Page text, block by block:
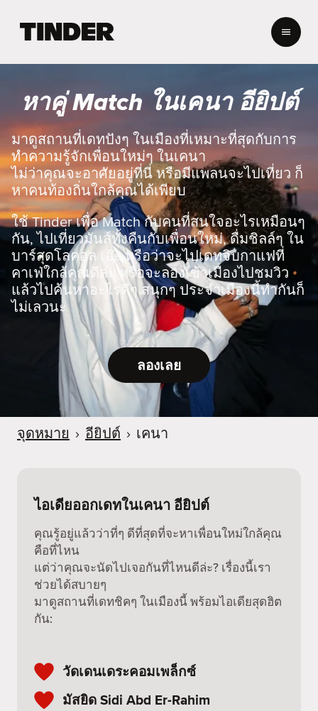
ก
i
n
d
e
r
หาคู่ Match ในเคนา อียิปต์
มาดูสถานที่เดทปังๆ ในเมืองที่เหมาะที่สุดกับการ
ทำความรู้จักเพื่อนใหม่ๆ ในเคนา
ไม่ว่าคุณจะอาศัยอยู่ที่นี่ หรือมีแพลนจะไปเที่ยว ก็
หาคนท้องถิ่นใกล้คุณได้เพียบ
ใช้ Tinder เพื่อ Match กับคนที่สนใจอะไรเหมือนๆ
กัน, ไปเที่ยวมันส์ทั้งคืนกับเพื่อนใหม่, ดื่มชิลล์ๆ ใน
บาร์สุดโลคอล เอ๊ะ หรือว่าจะไปเดทจิบกาแฟที่
คาเฟ่ใกล้คุณดีล่ะ หรือจะลองเข้าเมืองไปชมวิว
แล้วไปค้นหาอะไรดีๆ สนุกๆ ประจำเมืองนี้ทำกันก็
ไม่เลวนะ
ลองเลย
จุดหมาย › อียิปต์ › เคนา
ไอเดียออกเดทในเคนา อียิปต์
คุณรู้อยู่แล้วว่าที่ๆ ดีที่สุดที่จะหาเพื่อนใหม่ใกล้คุณ
คือที่ไหน
แต่ว่าคุณจะนัดไปเจอกันที่ไหนดีล่ะ? เรื่องนี้เรา
ช่วยได้สบายๆ
มาดูสถานที่เดทชิคๆ ในเมืองนี้ พร้อมไอเดียสุดฮิต
กัน:
วัดเดนเดระคอมเพล็กซ์
มัสยิด Sidi Abd Er-Rahim